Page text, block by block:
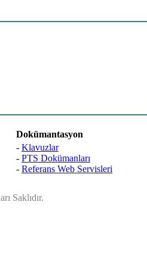
Dokümantasyon
- Klavuzlar
- PTS Dokümanları
- Referans Web Servisleri
Saklıdır.